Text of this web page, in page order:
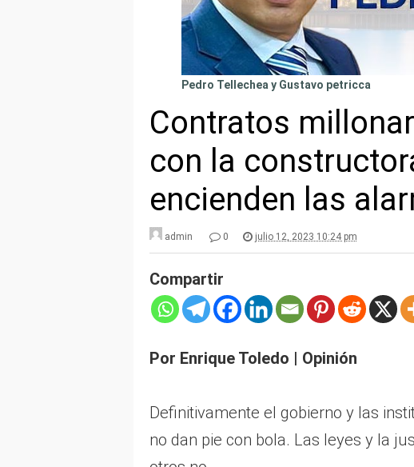
Pedro Tellechea y Gustavo petricca
Contratos
con la
encienden las
admin 0 julio 12, 2023 10:24 pm
Compartir
Por Enrique Toledo | Opinión
Definitivamente el gobierno y las
no dan pie con bola. Las leyes y la